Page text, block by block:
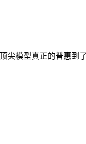
尖模型真正的普惠